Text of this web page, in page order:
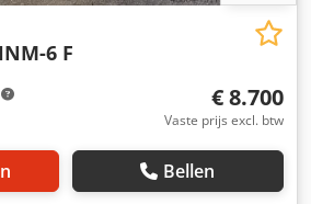
6 F
€ 8.700
Vaste prijs excl. btw
Bellen